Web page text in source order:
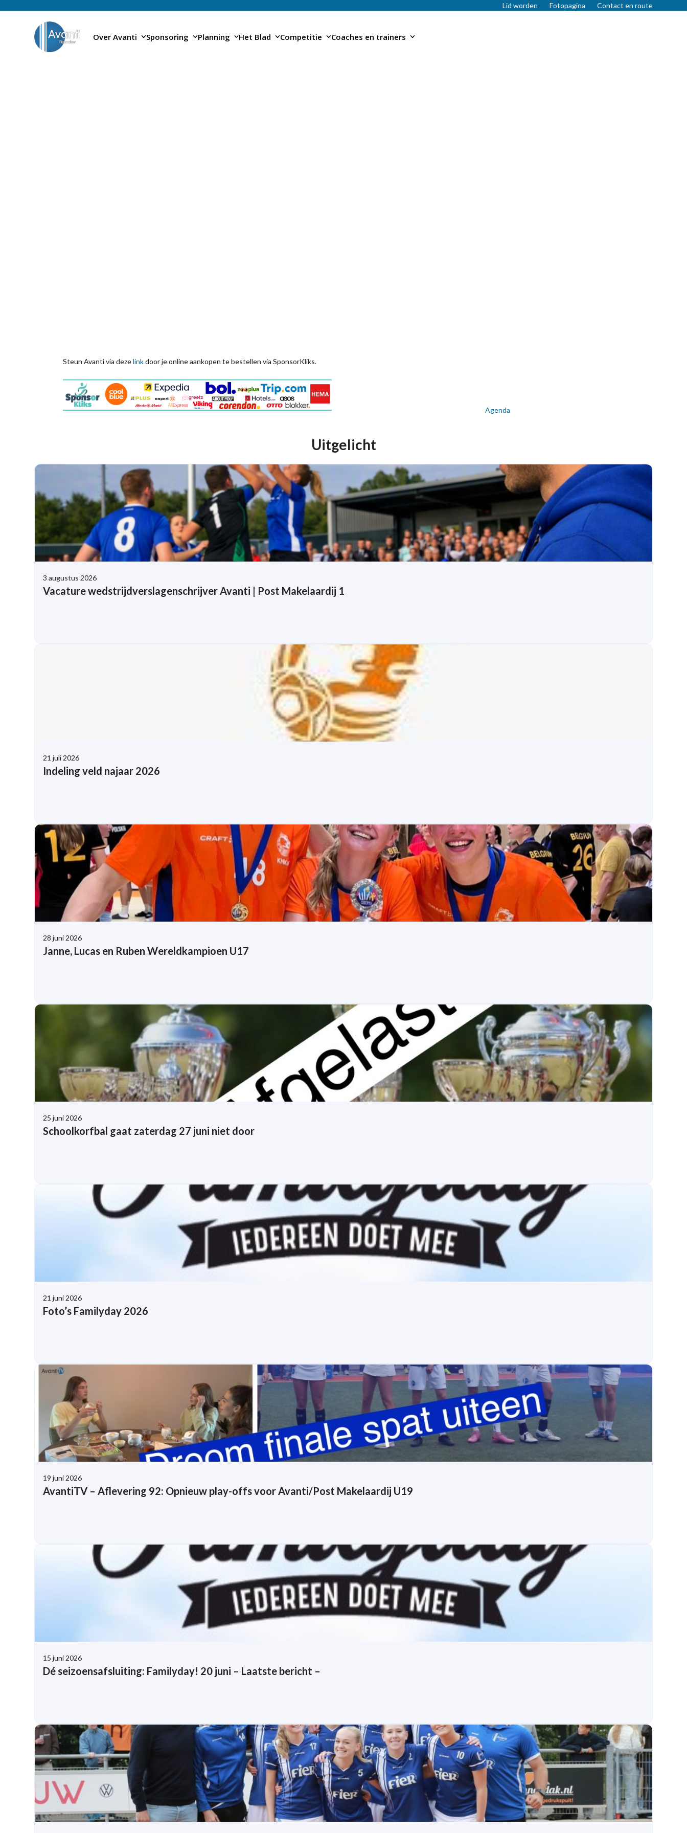
Lid worden Fotopagina Contact en route
Over Avanti Sponsoring Planning Het Blad Competitie Coaches en trainers
Steun Avanti via dezelinkdoor je online aankopen te bestellen via SponsorKliks.
Agenda
Uitgelicht
3 augustus 2026
Vacature wedstrijdverslagenschrijver Avanti | Post Makelaardij 1
21 juli 2026
Indeling veld najaar 2026
28 juni 2026
Janne, Lucas en Ruben Wereldkampioen U17
25 juni 2026
Schoolkorfbal gaat zaterdag 27 juni niet door
21 juni 2026
Foto’s Familyday 2026
19 juni 2026
AvantiTV – Aflevering 92: Opnieuw play-offs voor Avanti/Post Makelaardij U19
15 juni 2026
Dé seizoensafsluiting: Familyday! 20 juni – Laatste bericht –